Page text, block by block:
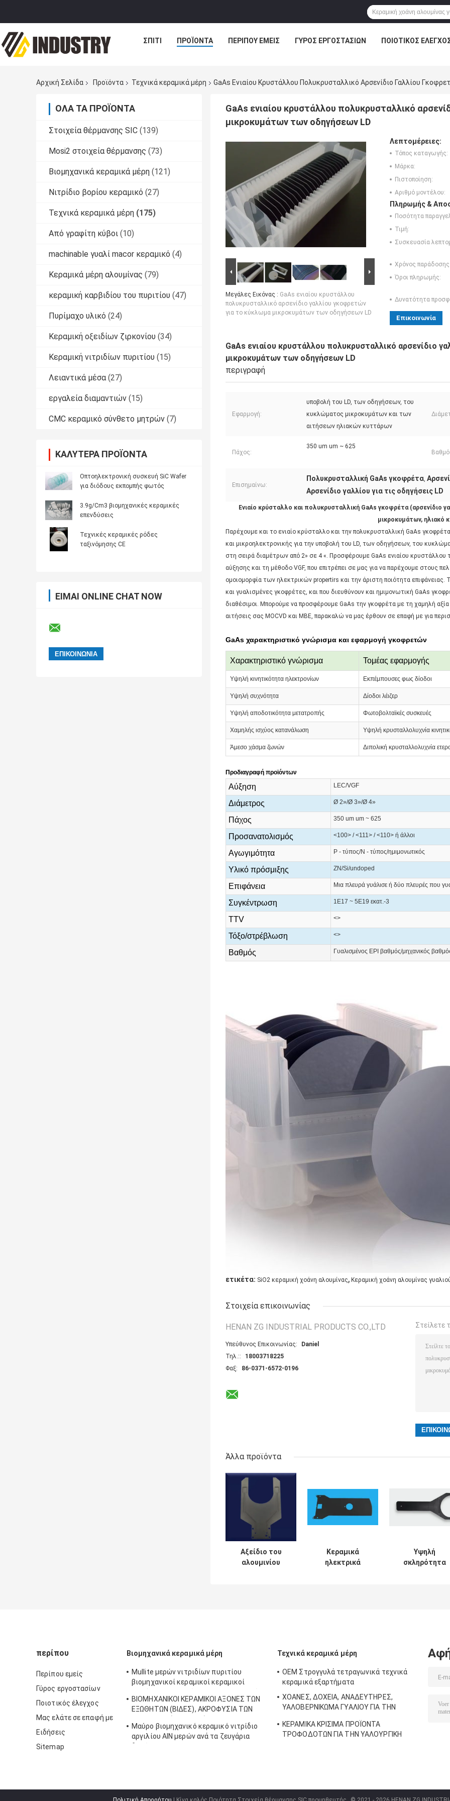
ΣΠΊΤΙ ΠΡΟΪΌΝΤΑ ΠΕΡΊΠΟΥ ΕΜΕΊΣ ΓΎΡΟΣ ΕΡΓΟΣΤΑΣΊΩΝ ΠΟΙΟΤΙΚΌΣ
Αρχική Σελίδα Προϊόντα Τεχνικά κεραμικά μέρη GaAs Ενιαίου Κρυστάλλου Πολυκρυσταλλικό Αρσενίδιο Γαλλίου
ΌΛΑ ΤΑ ΠΡΟΪΌΝΤΑ
Στοιχεία θέρμανσης SIC (139)
Mosi2 στοιχεία θέρμανσης (73)
Βιομηχανικά κεραμικά μέρη (121)
Νιτρίδιο βορίου κεραμικό (27)
Τεχνικά κεραμικά μέρη (175)
Από γραφίτη κύβοι (10)
machinable γυαλί macor κεραμικό (4)
Κεραμικά μέρη αλουμίνας (79)
κεραμική καρβιδίου του πυριτίου (47)
Πυρίμαχο υλικό (24)
Κεραμική οξειδίων ζιρκονίου (34)
Κεραμική νιτριδίων πυριτίου (15)
Λειαντικά μέσα (27)
εργαλεία διαμαντιών (15)
CMC κεραμικό σύνθετο μητρών (7)
ΚΑΛΎΤΕΡΑ ΠΡΟΪΌΝΤΑ
Οπτοηλεκτρονική συσκευή SiC Wafer
για διόδους εκπομπής φωτός
3.9g/Cm3 βιομηχανικές κεραμικές
επενδύσεις
Τεχνικές κεραμικές ρόδες
ταξινόμησης CE
ΕΊΜΑΙ ONLINE CHAT NOW
GaAs ενιαίου κρυστάλλου πολυκρυσταλλικό
μικροκυμάτων των οδηγήσεων LD
Μεγάλες Εικόνας : GaAs ενιαίου κρυστάλλου
πολυκρυσταλλικό αρσενίδιο γαλλίου γκοφρετών
για το κύκλωμα μικροκυμάτων των οδηγήσεων LD
Λεπτομέρειες:
Τόπος καταγωγής:
Μάρκα:
Πιστοποίηση:
Αριθμό μοντέλου:
Πληρωμής &
Ποσότητα
Τιμή:
Συσκευασία
Χρόνος
Όροι πληρωμής:
Δυνατότητα
Επικοινωνία
GaAs ενιαίου κρυστάλλου πολυκρυσταλλικό αρσενίδιο
μικροκυμάτων των οδηγήσεων LD
περιγραφή
Εφαρμογή:
υποβολή του LD, των οδηγήσεων, του
κυκλώματος μικροκυμάτων και των
αιτήσεων ηλιακών κυττάρων
Πάχος:
350 um um ~ 625
Επισημαίνω:
Πολυκρυσταλλική GaAs γκοφρέτα,
Αρσενίδιο γαλλίου για τις οδηγήσεις LD
Ενιαίο κρύσταλλο και πολυκρυσταλλική GaAs γκοφρέτα (αρσενίδιο
μικροκυμάτων, ηλιακό
Παρέχουμε και το ενιαίο κρύσταλλο και την πολυκρυσταλλική GaAs
και μικροηλεκτρονικής για την υποβολή του LD, των οδηγήσεων, του
στη σειρά διαμέτρων από 2» σε 4 «. Προσφέρουμε GaAs ενιαίου κρυστάλλου
αύξησης και τη μέθοδο VGF, που επιτρέπει σε μας για να παρέχουμε στους
ομοιομορφία των ηλεκτρικών propertirs και την άριστη ποιότητα
και γυαλισμένες γκοφρέτες, και που διευθύνουν και ημιμονωτική GaAs
διαθέσιμοι. Μπορούμε να προσφέρουμε GaAs την γκοφρέτα με τη χαμηλή
αιτήσεις σας MOCVD και MBE, παρακαλώ να μας έρθουν σε επαφή με για
GaAs χαρακτηριστικό γνώρισμα και εφαρμογή γκοφρετών
Χαρακτηριστικό γνώρισμα Τομέας εφαρμογής
Υψηλή κινητικότητα ηλεκτρονίων Εκπέμπουσες φως δίοδοι
Υψηλή συχνότητα Δίοδοι λέιζερ
Υψηλή αποδοτικότητα μετατροπής Φωτοβολταϊκές συσκευές
Χαμηλής ισχύος κατανάλωση Υψηλή κρυσταλλολυχνία
Άμεσο χάσμα ζωνών Διπολική κρυσταλλολυχνία
Προδιαγραφή προϊόντων
Αύξηση LEC/VGF
Διάμετρος Ø 2»/Ø 3»/Ø 4»
Πάχος 350 um um ~ 625
Προσανατολισμός <100> / <111> / <110> ή άλλοι
Αγωγιμότητα P - τύπος/Ν - τύπος/ημιμονωτικός
Υλικό πρόσμιξης ZN/Si/undoped
Επιφάνεια Μια πλευρά γυάλισε ή δύο πλευρές που
Συγκέντρωση 1E17 ~ 5E19 εκατ.-3
TTV <>
Τόξο/στρέβλωση <>
Βαθμός Γυαλισμένος EPI βαθμός/μηχανικός
ετικέτα: SiO2 κεραμική χοάνη αλουμίνας, Κεραμική χοάνη αλουμίνας
Στοιχεία επικοινωνίας
HENAN ZG INDUSTRIAL PRODUCTS CO.,LTD
Υπεύθυνος Επικοινωνίας:
Daniel
Τηλ.::
18003718225
Φαξ:
86-0371-6572-0196
Στείλετε
Άλλα προϊόντα
Αξείδιο του
αλουμινίου
Κεραμικά
ηλεκτρικά
Υψηλή
σκληρότητα
εξοπλισμό
ημιαγωγών
περίπου
Περίπου εμείς
Γύρος εργοστασίων
Ποιοτικός έλεγχος
Μας ελάτε σε επαφή με
Ειδήσεις
Sitemap
Βιομηχανικά κεραμικά μέρη
Mullite μερών νιτριδίων πυριτίου
βιομηχανικοί κεραμικοί κεραμικοί
ζευγών
ΒΙΟΜΗΧΑΝΙΚΟΙ ΚΕΡΑΜΙΚΟΙ ΑΞΟΝΕΣ ΤΩΝ
ΕΞΩΘΗΤΩΝ (ΒΙΔΕΣ), ΑΚΡΟΦΥΣΙΑ ΤΩΝ
Μαύρο βιομηχανικό κεραμικό νιτρίδιο
αργιλίου AlN μερών ανά τα ζευγάρια
Τεχνικά κεραμικά μέρη
OEM Στρογγυλά τετραγωνικά τεχνικά
κεραμικά εξαρτήματα
ΧΟΑΝΕΣ, ΔΟΧΕΙΑ, ΑΝΑΔΕΥΤΗΡΕΣ,
ΥΑΛΟΒΕΡΝΙΚΩΜΑ ΓΥΑΛΙΟΥ ΓΙΑ ΤΗΝ
ΚΕΡΑΜΙΚΑ ΚΡΙΣΙΜΑ ΠΡΟΪΟΝΤΑ
ΤΡΟΦΟΔΟΤΩΝ ΓΙΑ ΤΗΝ ΥΑΛΟΥΡΓΙΚΗ